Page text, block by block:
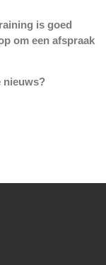
is goed
om een afspraak
nieuws?